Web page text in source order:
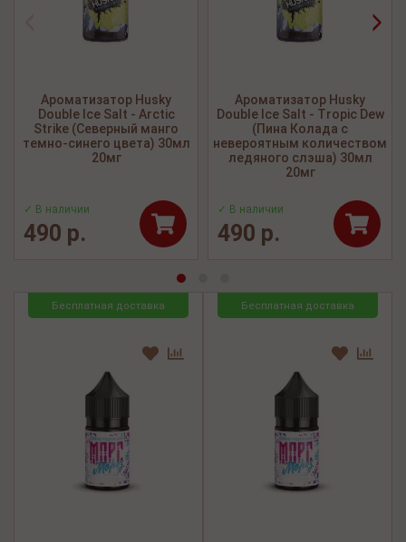
Ароматизатор Husky
Double Ice Salt - Arctic
Strike (Северный манго
темно-синего цвета) 30мл
20мг
✓ В наличии
490 р.
Ароматизатор Husky
Double Ice Salt - Tropic Dew
(Пина Колада с
невероятным количеством
ледяного слэша) 30мл
20мг
✓ В наличии
490 р.
>
Бесплатная доставка Бесплатная доставка